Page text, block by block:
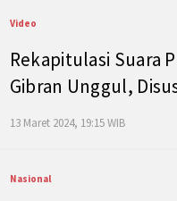
Video
Rekapitulasi Suara
Gibran Unggul,
13 Maret 2024, 19:15 WIB
Nasional